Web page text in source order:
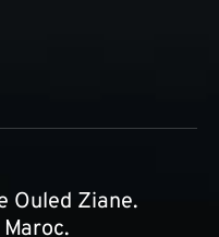
Ouled Ziane.